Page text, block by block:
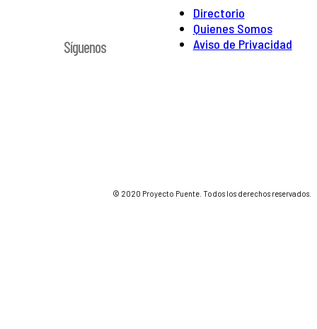
Directorio
Quienes Somos
Aviso de Privacidad
Síguenos
© 2020 Proyecto Puente. Todos los derechos reservados.